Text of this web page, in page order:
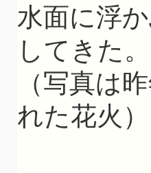
水面に浮
してきた。
（写真は
れた花火）